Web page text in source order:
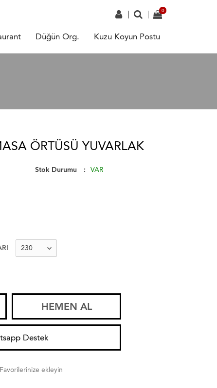
Düğün Org. Kuzu Koyun Postu
ÖRTÜSÜ YUVARLAK
Stok Durumu VAR
HEMEN AL
Destek
Favorilerinize ekleyin